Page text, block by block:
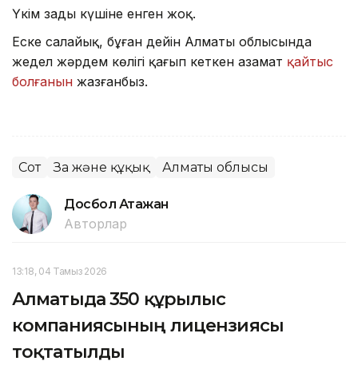
Үкім заңды күшіне енген жоқ.
Еске салайық, бұған дейін Алматы облысында
жедел жәрдем көлігі қағып кеткен азамат қайтыс
болғанын жазғанбыз.
Сот Заң және құқық Алматы облысы
Досбол Атажан
Авторлар
13:18, 04 Тамыз 2026
Алматыда 350 құрылыс
компаниясының лицензиясы
тоқтатылды